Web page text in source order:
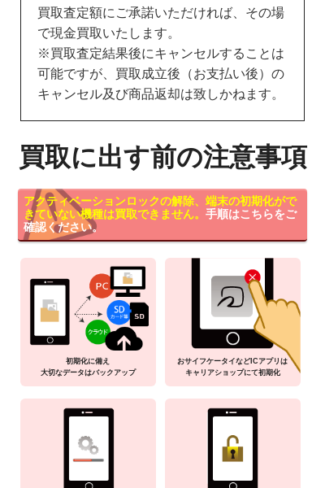
買取査定額にご承諾いただければ、その場
で現金買取いたします。
※買取査定結果後にキャンセルすることは
可能ですが、買取成立後（お支払い後）の
キャンセル及び商品返却は致しかねます。
買取に出す前の注意事項
アクティベーションロックの解除、端末の初期化がで
きていない機種は買取できません。 手順はこちらをご
確認ください。
初期化に備え
大切なデータはバックアップ
おサイフケータイなどICアプリは
キャリアショップにて初期化